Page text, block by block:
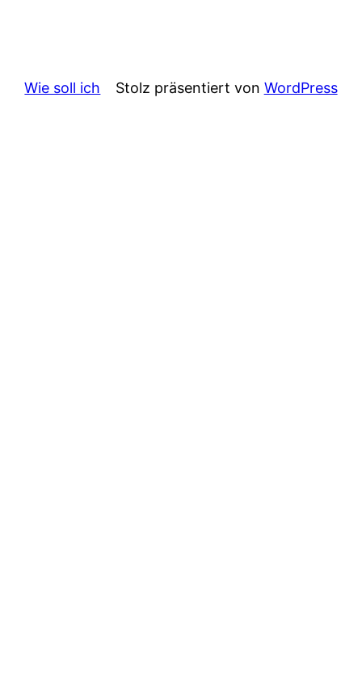
Wie soll ich Stolz präsentiert von WordPress